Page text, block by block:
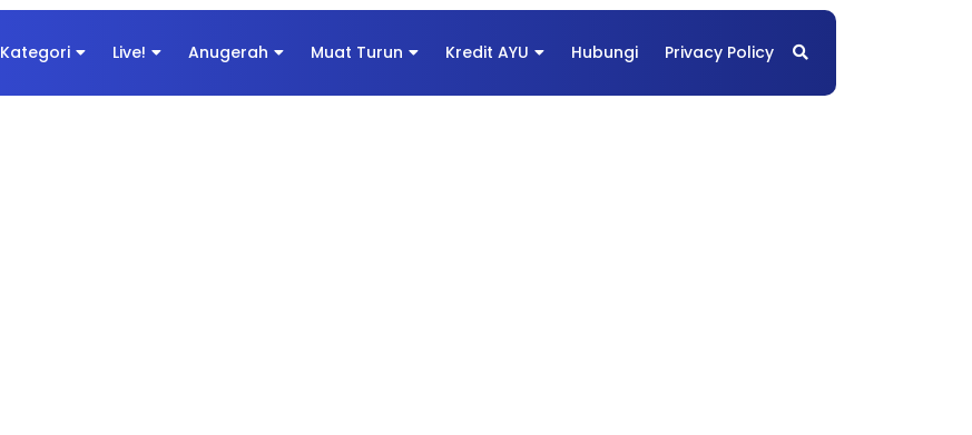
Kategori Live! Anugerah Muat Turun Kredit AYU Hubungi Privacy Policy